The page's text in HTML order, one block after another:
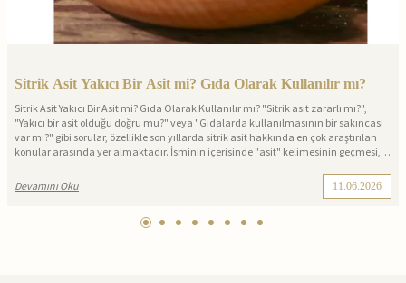
Sitrik Asit Yakıcı Bir Asit mi? Gıda Olarak Kullanılır mı?
Sitrik Asit Yakıcı Bir Asit mi? Gıda Olarak Kullanılır mı? "Sitrik asit zararlı mı?",
"Yakıcı bir asit olduğu doğru mu?" veya "Gıdalarda kullanılmasının bir sakıncası
var mı?" gibi sorular, özellikle son yıllarda sitrik asit hakkında en çok araştırılan
konular arasında yer almaktadır. İsminin içerisinde "asit" kelimesinin geçmesi,
olabilmektedir. Oysa sitrik asit, günlük hayatta farkında olmadan sıkça
tükettiğimiz birçok gıdanın doğal yapısında bulunan bir bileşiktir. Peki sitrik asit
Devamını Oku 11.06.2026